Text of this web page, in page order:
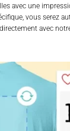
avec une
vous serez
avec